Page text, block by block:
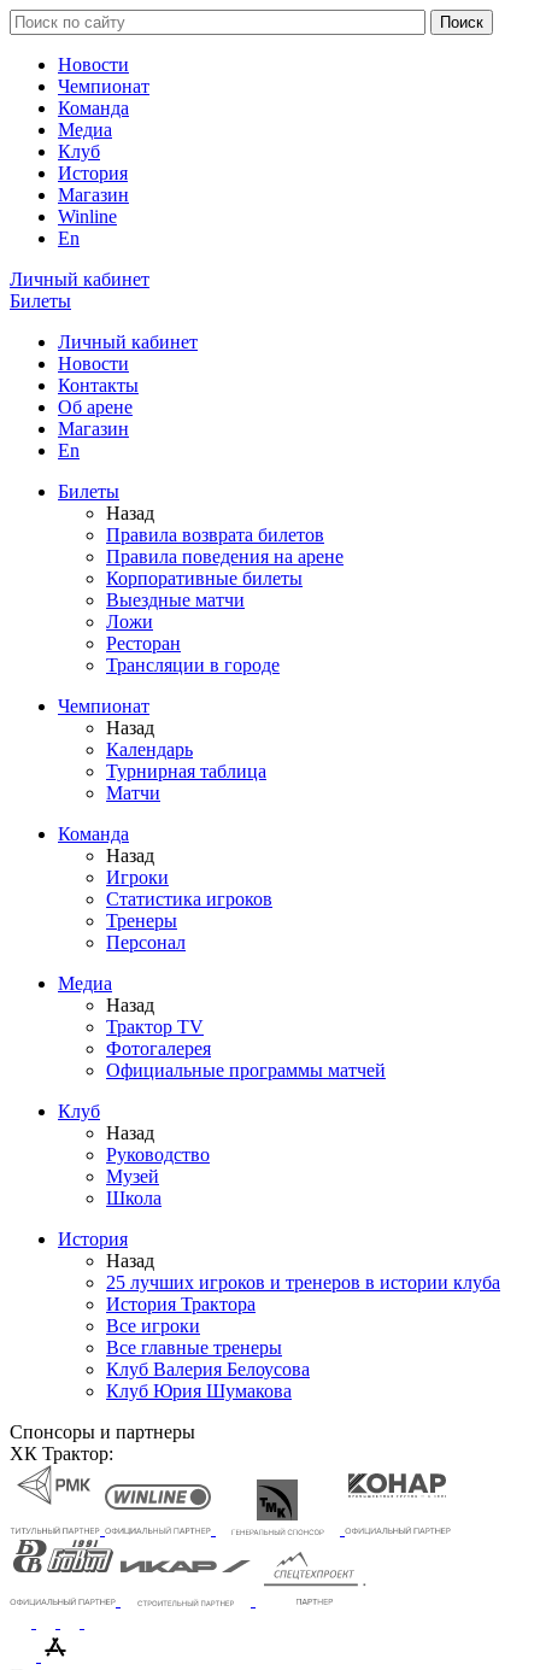
Новости
Чемпионат
Команда
Медиа
Клуб
История
Магазин
Winline
En
Личный кабинет
Билеты
Личный кабинет
Новости
Контакты
Об арене
Магазин
En
Билеты
Назад
Правила возврата билетов
Правила поведения на арене
Корпоративные билеты
Выездные матчи
Ложи
Ресторан
Трансляции в городе
Чемпионат
Назад
Календарь
Турнирная таблица
Матчи
Команда
Назад
Игроки
Статистика игроков
Тренеры
Персонал
Медиа
Назад
Трактор TV
Фотогалерея
Официальные программы матчей
Клуб
Назад
Руководство
Музей
Школа
История
Назад
25 лучших игроков и тренеров в истории клуба
История Трактора
Все игроки
Все главные тренеры
Клуб Валерия Белоусова
Клуб Юрия Шумакова
Спонсоры и партнеры
ХК Трактор: